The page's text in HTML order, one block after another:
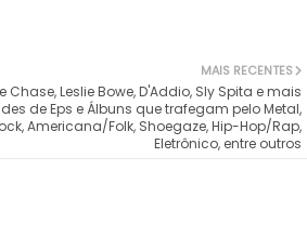
MAIS RECENTES
Chase, Leslie Bowe, D'Addio, Sly Spita e mais
de Eps e Álbuns que trafegam pelo Metal,
Americana/Folk, Shoegaze, Hip-Hop/Rap,
Eletrônico, entre outros